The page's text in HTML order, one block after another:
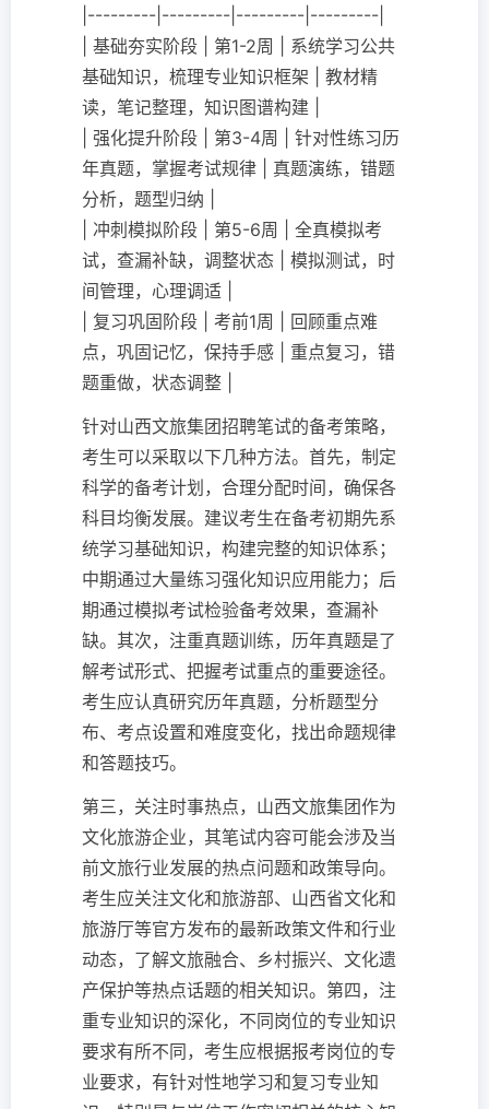
|---------|---------|---------|---------|
| 基础夯实阶段 | 第1-2周 | 系统学习公共
基础知识，梳理专业知识框架 | 教材精
读，笔记整理，知识图谱构建 |
| 强化提升阶段 | 第3-4周 | 针对性练习历
年真题，掌握考试规律 | 真题演练，错题
分析，题型归纳 |
| 冲刺模拟阶段 | 第5-6周 | 全真模拟考
试，查漏补缺，调整状态 | 模拟测试，时
间管理，心理调适 |
| 复习巩固阶段 | 考前1周 | 回顾重点难
点，巩固记忆，保持手感 | 重点复习，错
题重做，状态调整 |
针对山西文旅集团招聘笔试的备考策略，
考生可以采取以下几种方法。首先，制定
科学的备考计划，合理分配时间，确保各
科目均衡发展。建议考生在备考初期先系
统学习基础知识，构建完整的知识体系；
中期通过大量练习强化知识应用能力；后
期通过模拟考试检验备考效果，查漏补
缺。其次，注重真题训练，历年真题是了
解考试形式、把握考试重点的重要途径。
考生应认真研究历年真题，分析题型分
布、考点设置和难度变化，找出命题规律
和答题技巧。
第三，关注时事热点，山西文旅集团作为
文化旅游企业，其笔试内容可能会涉及当
前文旅行业发展的热点问题和政策导向。
考生应关注文化和旅游部、山西省文化和
旅游厅等官方发布的最新政策文件和行业
动态，了解文旅融合、乡村振兴、文化遗
产保护等热点话题的相关知识。第四，注
重专业知识的深化，不同岗位的专业知识
要求有所不同，考生应根据报考岗位的专
业要求，有针对性地学习和复习专业知